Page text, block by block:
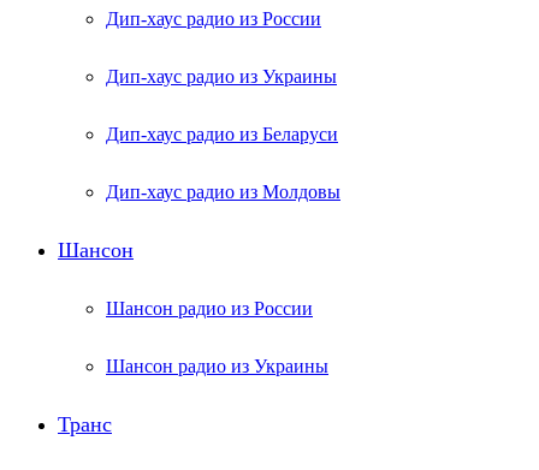
Дип-хаус радио из России
Дип-хаус радио из Украины
Дип-хаус радио из Беларуси
Дип-хаус радио из Молдовы
Шансон
Шансон радио из России
Шансон радио из Украины
Транс